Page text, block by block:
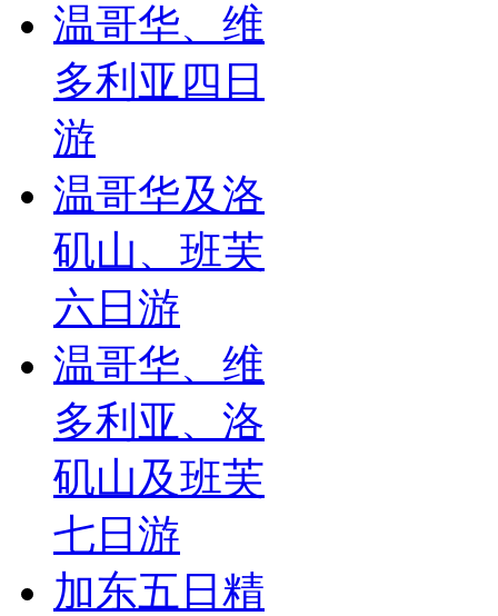
温哥华、维
多利亚四日
游
温哥华及洛
矶山、班芙
六日游
温哥华、维
多利亚、洛
矶山及班芙
七日游
加东五日精